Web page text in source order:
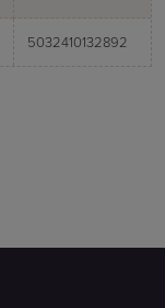
5032410132892